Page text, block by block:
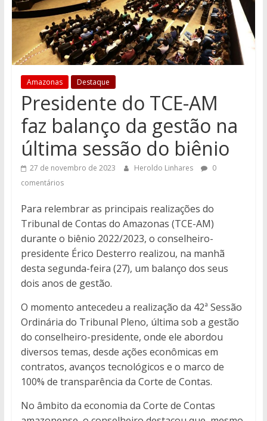
Amazonas Destaque
Presidente do TCE-AM
faz balanço da gestão na
última sessão do biênio
27 de novembro de 2023 Heroldo Linhares
0
comentários
Para relembrar as principais realizações do
Tribunal de Contas do Amazonas (TCE-AM)
durante o biênio 2022/2023, o conselheiro-
presidente Érico Desterro realizou, na manhã
desta segunda-feira (27), um balanço dos seus
dois anos de gestão.
O momento antecedeu a realização da 42ª Sessão
Ordinária do Tribunal Pleno, última sob a gestão
do conselheiro-presidente, onde ele abordou
diversos temas, desde ações econômicas em
contratos, avanços tecnológicos e o marco de
100% de transparência da Corte de Contas.
No âmbito da economia da Corte de Contas